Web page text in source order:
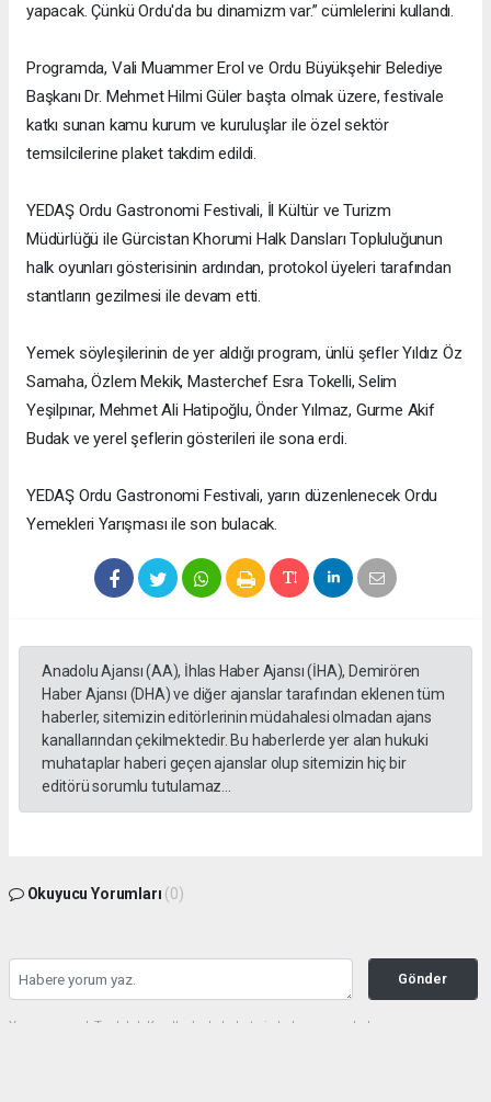
yapacak. Çünkü Ordu'da bu dinamizm var.” cümlelerini kullandı.
Programda, Vali Muammer Erol ve Ordu Büyükşehir Belediye
Başkanı Dr. Mehmet Hilmi Güler başta olmak üzere, festivale
katkı sunan kamu kurum ve kuruluşlar ile özel sektör
temsilcilerine plaket takdim edildi.
YEDAŞ Ordu Gastronomi Festivali, İl Kültür ve Turizm
Müdürlüğü ile Gürcistan Khorumi Halk Dansları Topluluğunun
halk oyunları gösterisinin ardından, protokol üyeleri tarafından
stantların gezilmesi ile devam etti.
Yemek söyleşilerinin de yer aldığı program, ünlü şefler Yıldız Öz
Samaha, Özlem Mekik, Masterchef Esra Tokelli, Selim
Yeşilpınar, Mehmet Ali Hatipoğlu, Önder Yılmaz, Gurme Akif
Budak ve yerel şeflerin gösterileri ile sona erdi.
YEDAŞ Ordu Gastronomi Festivali, yarın düzenlenecek Ordu
Yemekleri Yarışması ile son bulacak.
Anadolu Ajansı (AA), İhlas Haber Ajansı (İHA), Demirören
Haber Ajansı (DHA) ve diğer ajanslar tarafından eklenen tüm
haberler, sitemizin editörlerinin müdahalesi olmadan ajans
kanallarından çekilmektedir. Bu haberlerde yer alan hukuki
muhataplar haberi geçen ajanslar olup sitemizin hiç bir
editörü sorumlu tutulamaz...
Okuyucu Yorumları (0)
Gönder
Yorum yazarak Topluluk Kuralları’nı kabul etmiş bulunuyor ve haberunye.com